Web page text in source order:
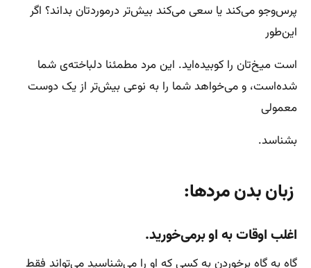
پرس‌وجو می‌کند یا سعی می‌کند بیش‌تر درموردتان بداند؟ اگر
این‌طور
است میخ‌تان را کوبیده‌اید. این مرد مطمئنا دلباخته‌ی شما
شده‌است، و می‌خواهد شما را به نوعی بیش‌تر از یک دوست
معمولی
بشناسد.
زبان بدن مردها:
اغلب اوقات به او برمی‌خورید.
گاه به گاه برخوردن به کسی که او را می‌شناسید‌ می‌تواند فقط